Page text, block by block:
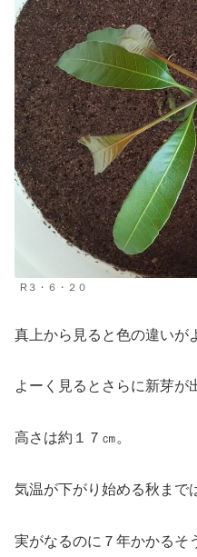
R３・６・２０
真上から見ると色の違いが
よーく見るとさらに新芽が
高さは約１７㎝。
気温が下がり始める秋まで
実がなるのに７年かかるそ